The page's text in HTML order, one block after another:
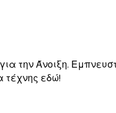
την Άνοιξη.
τέχνης εδώ!